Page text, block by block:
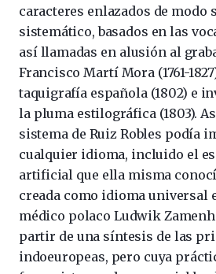
caracteres enlazados de modo
sistemático, basados en las
así llamadas en alusión al
Francisco Martí Mora (1761-
taquigrafía española (1802) e
la pluma estilográfica (1803).
sistema de Ruiz Robles podía
cualquier idioma, incluido el
artificial que ella misma
creada como idioma universal
médico polaco Ludwik
partir de una síntesis de las
indoeuropeas, pero cuya